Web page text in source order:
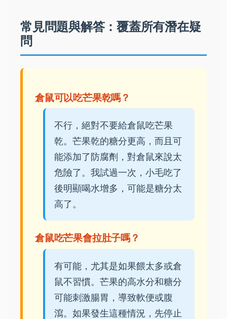
常見問題與解答：覆蓋所有潛在疑
問
倉鼠可以吃芒果乾嗎？
不行，絕對不要給倉鼠吃芒果
乾。芒果乾的糖分更高，而且可
能添加了防腐劑，對倉鼠來說太
危險了。我試過一次，小毛吃了
後明顯喝水增多，可能是糖分太
高了。
倉鼠吃芒果會拉肚子嗎？
有可能，尤其是如果餵太多或倉
鼠不習慣。芒果的高水分和糖分
可能刺激腸胃，導致軟便或腹
瀉。如果發生這種情況，先停止